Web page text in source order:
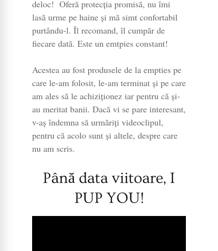
deloc! Oferă protecția promisă, nu îmi
lasă urme pe haine și mă simt confortabil
purtându-l. Îl recomand, îl cumpăr de
fiecare dată. Este un emtpies constant!
Acestea au fost produsele de la empties pe
care le-am folosit, le-am terminat și pe care
am ales să le achiziționez iar pentru că și-
au meritat banii. Dacă vi se pare interesant,
v-aș îndemna să urmăriți videoclipul,
pentru că acolo sunt și altele, despre care
nu am scris.
Până data viitoare, I
PUP YOU!